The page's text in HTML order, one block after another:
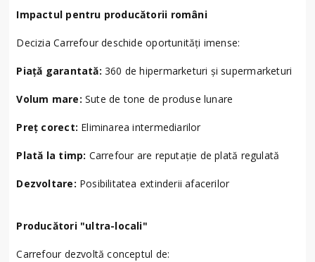
Impactul pentru producătorii români
Decizia Carrefour deschide oportunități imense:
Piață garantată: 360 de hipermarketuri și supermarketuri
Volum mare: Sute de tone de produse lunare
Preț corect: Eliminarea intermediarilor
Plată la timp: Carrefour are reputație de plată regulată
Dezvoltare: Posibilitatea extinderii afacerilor
Producători "ultra-locali"
Carrefour dezvoltă conceptul de: